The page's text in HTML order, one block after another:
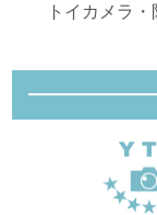
トイカメラ